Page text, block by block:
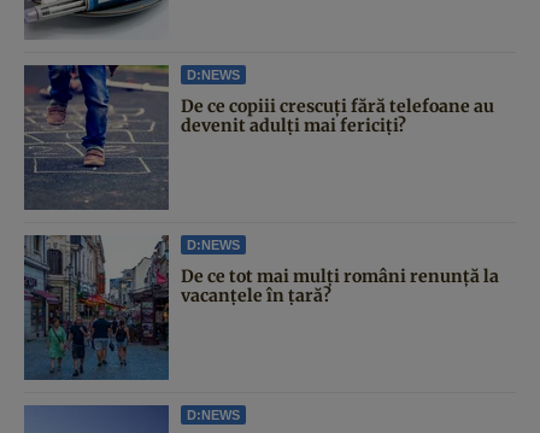
D:NEWS
De ce copiii crescuți fără telefoane au
devenit adulți mai fericiți?
D:NEWS
De ce tot mai mulți români renunță la
vacanțele în țară?
D:NEWS